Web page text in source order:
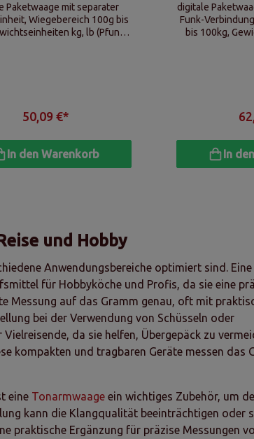
Paketwaage mit separater
Wiegebereich 100g bis
kg, lb (Pfund),
50,09 €*
In den Warenkorb
digitale
Funk-
bis 100kg,
In
und Hobby
Anwendungsbereiche optimiert sind. Eine
für Hobbyköche und Profis, da sie eine
Messung auf das Gramm genau, oft mit
bei der Verwendung von Schüsseln oder
da sie helfen, Übergepäck zu
kompakten und tragbaren Geräte messen das
eine Tonarmwaage ein wichtiges Zubehör, um
kann die Klangqualität beeinträchtigen oder
praktische Ergänzung für präzise Messungen